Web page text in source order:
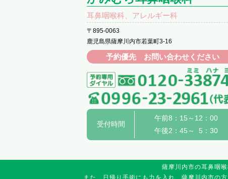
耳鼻咽喉科、アレルギー科
〒895-0063
鹿児島県薩摩川内市若葉町3-16
予約優先 お問い合わせください
受付時間
午前8：15～12：00
午後2：45～ 5：30
薩摩川内市の耳鼻咽
また、日帰り手術にも力を入れ、薩摩川内市の